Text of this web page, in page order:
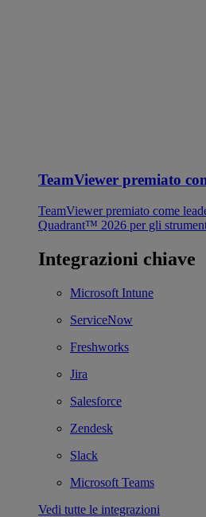
TeamViewer premiato
TeamViewer premiato come
Quadrant™ 2026 per gli
Integrazioni chiave
Microsoft Intune
ServiceNow
Freshworks
Jira
Salesforce
Zendesk
Slack
Microsoft Teams
Vedi tutte le integrazioni